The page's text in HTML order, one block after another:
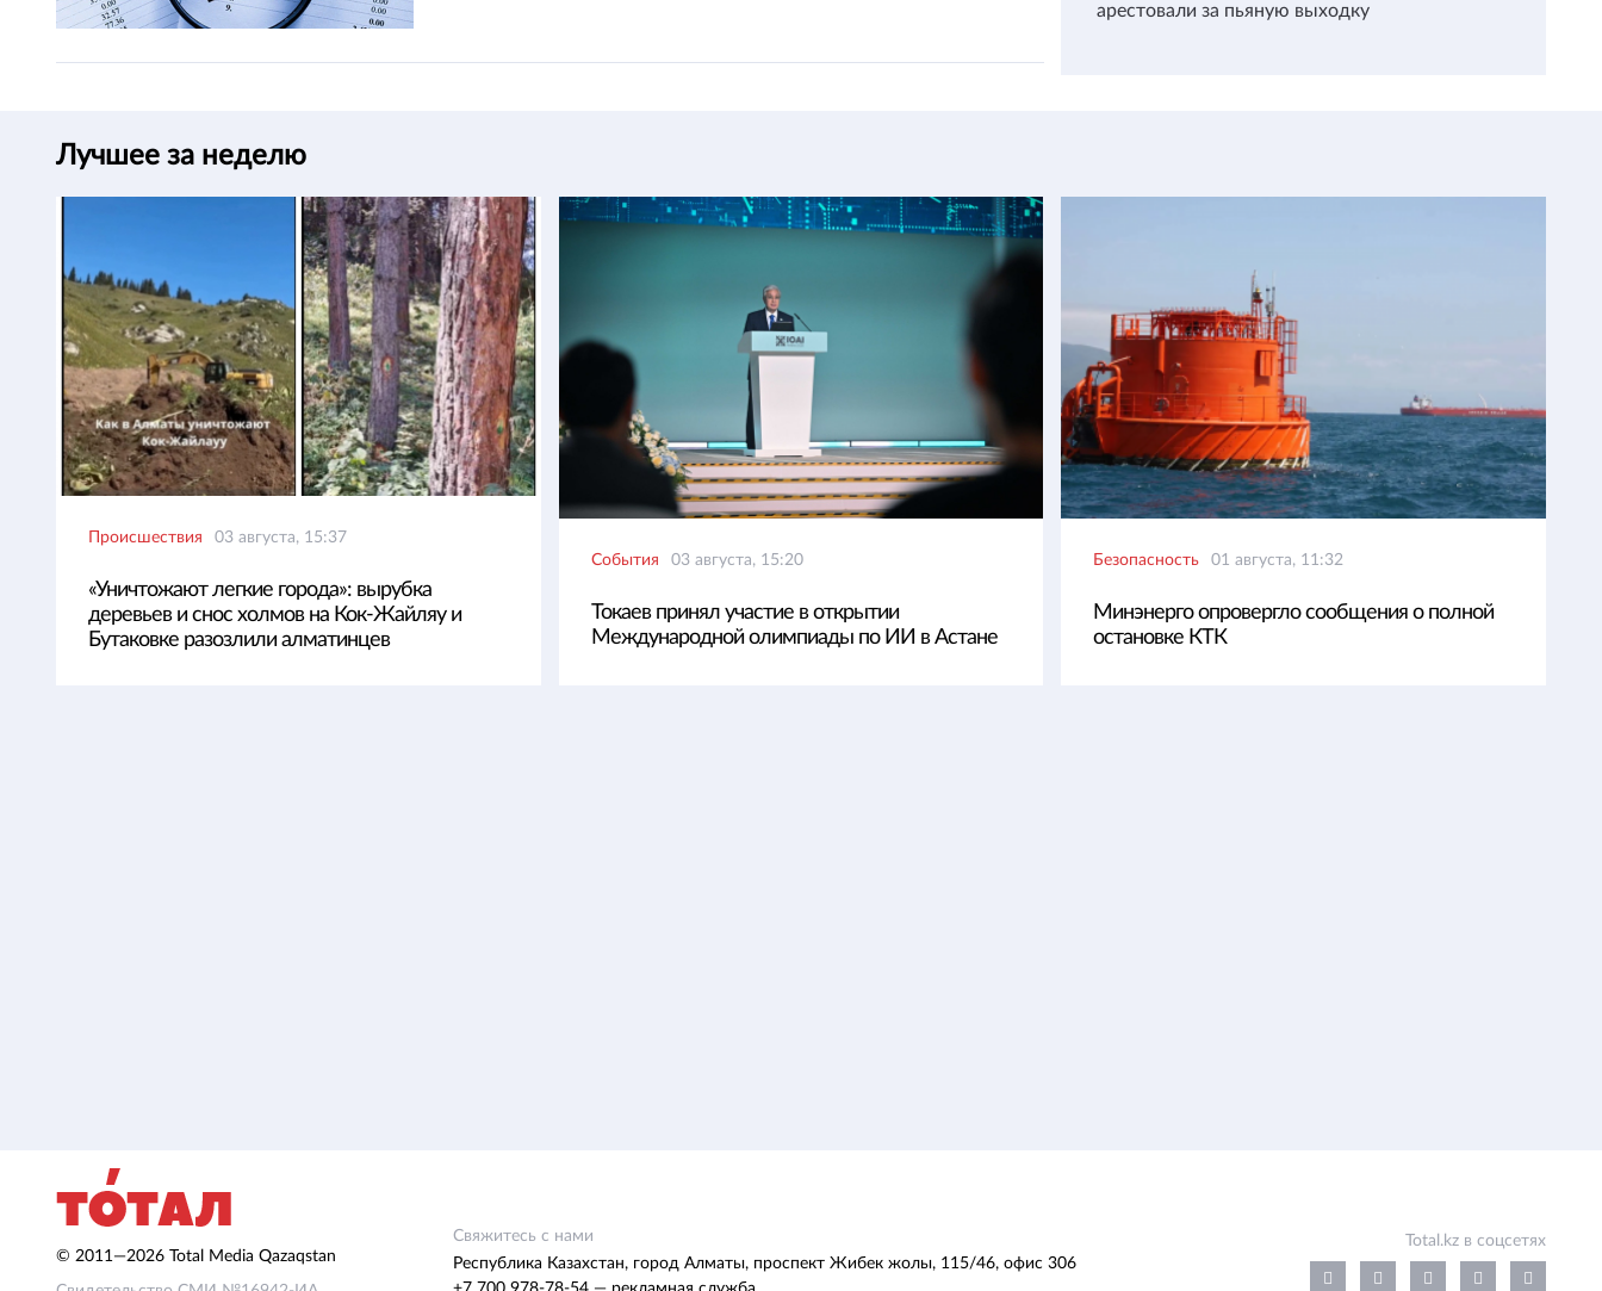
арестовали за пьяную выходку
Лучшее за неделю
Происшествия 03 августа, 15:37
«Уничтожают легкие города»: вырубка
деревьев и снос холмов на Кок-Жайляу и
Бутаковке разозлили алматинцев
События 03 августа, 15:20
Токаев принял участие в открытии
Международной олимпиады по ИИ в Астане
Безопасность 01 августа, 11:32
Минэнерго опровергло сообщения о полной
остановке КТК
© 2011—2026 Total Media Qazaqstan
Свяжитесь с нами
Республика Казахстан, город Алматы, проспект Жибек жолы, 115/46, офис 306
Total.kz в соцсетях